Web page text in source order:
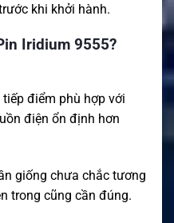
khi khởi hành.
Iridium 9555?
điểm phù hợp với
điện ổn định hơn
giống chưa chắc tương
trong cũng cần đúng.